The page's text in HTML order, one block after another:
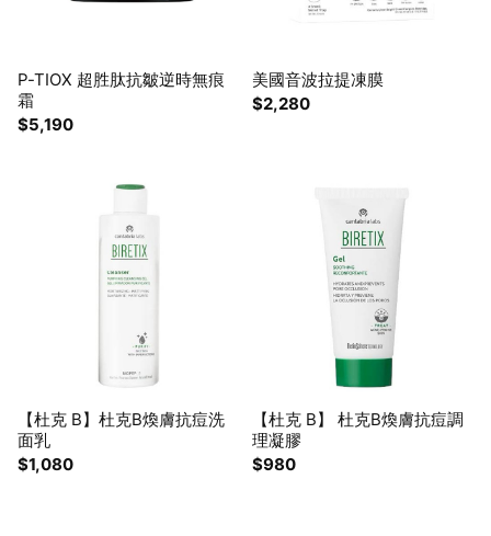
P-TIOX 超胜肽抗皺逆時無痕
霜
$5,190
美國音波拉提凍膜
$2,280
【杜克 B】杜克B煥膚抗痘洗
面乳
$1,080
【杜克 B】 杜克B煥膚抗痘調
理凝膠
$980